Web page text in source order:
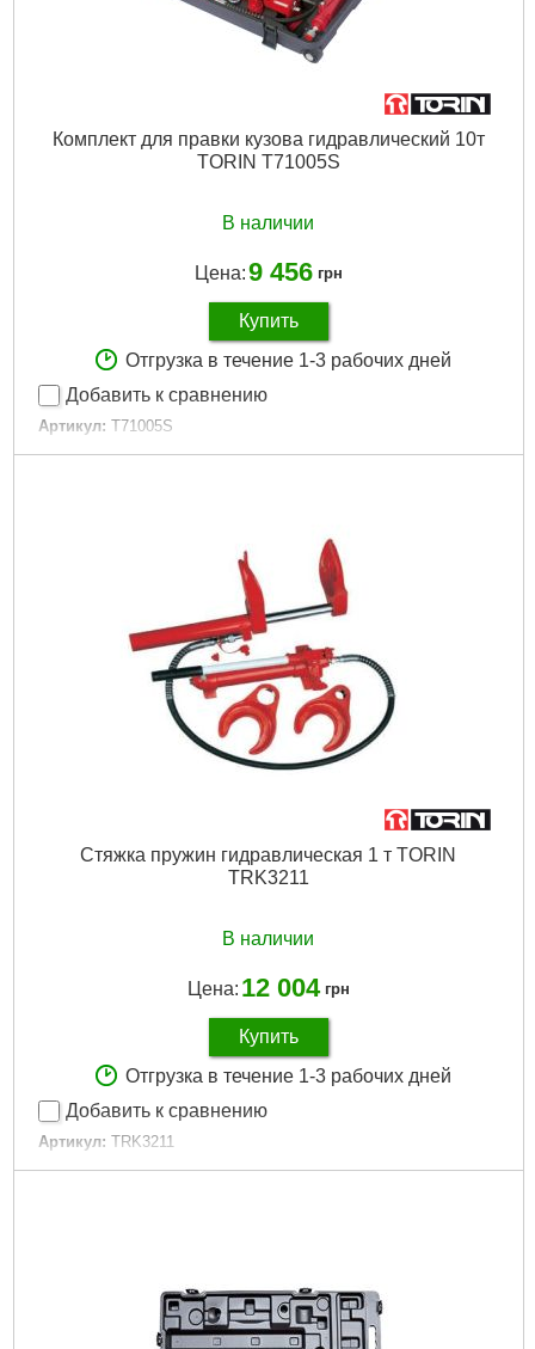
Комплект для правки кузова гидравлический 10т
TORIN T71005S
В наличии
Цена:9 456 грн
Купить
Отгрузка в течение 1-3 рабочих дней
Добавить к сравнению
Артикул: T71005S
Код товара: 30.96.10
Подробнее...
Стяжка пружин гидравлическая 1 т TORIN
TRK3211
В наличии
Цена: 12 004 грн
Купить
Отгрузка в течение 1-3 рабочих дней
Добавить к сравнению
Артикул: TRK3211
Код товара: 15.06.15
Подробнее...